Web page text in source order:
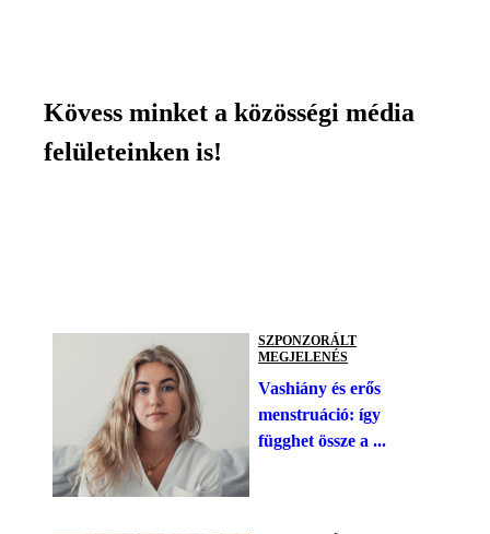
Kövess minket a közösségi média
felületeinken is!
SZPONZORÁLT
MEGJELENÉS
Vashiány és erős
menstruáció: így
függhet össze a ...